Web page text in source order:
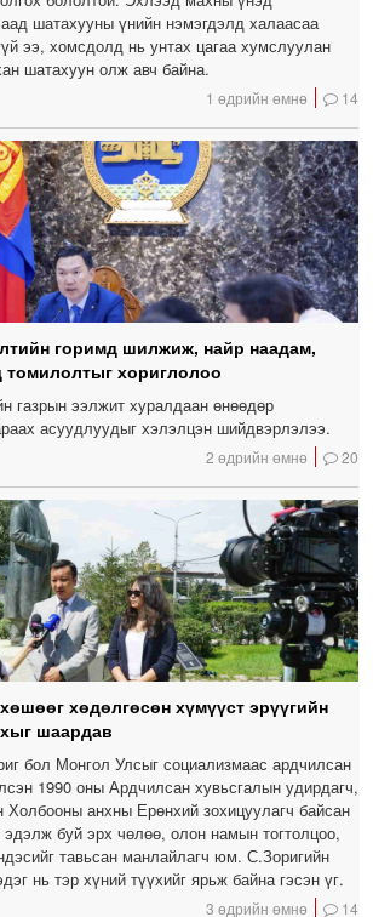
шатахууны үнийн нэмэгдэлд халаасаа
ээ, хомсдолд нь унтах цагаа хумслуулан
шатахуун олж авч байна.
1 өдрийн өмнө 14
горимд шилжиж, найр наадам,
томилолтыг хориглолоо
газрын ээлжит хуралдаан өнөөдөр
асуудлуудыг хэлэлцэн шийдвэрлэлээ.
2 өдрийн өмнө 20
хөдөлгөсөн хүмүүст эрүүгийн
шаардав
бол Монгол Улсыг социализмаас ардчилсан
1990 оны Ардчилсан хувьсгалын удирдагч,
анхны Ерөнхий зохицуулагч байсан
буй эрх чөлөө, олон намын тогтолцоо,
тавьсан манлайлагч юм. С.Зоригийн
нь тэр хүний түүхийг ярьж байна гэсэн үг.
3 өдрийн өмнө 14